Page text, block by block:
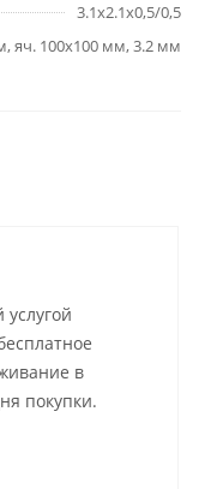
3.1х2.1х0,5/0,5
яч. 100х100 мм, 3.2 мм
в
покупки.